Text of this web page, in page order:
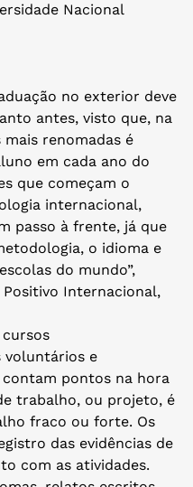
Nacional
no exterior deve
antes, visto que, na
renomadas é
em cada ano do
que começam o
internacional,
passo à frente, já que
o idioma e
do mundo”,
Internacional,
voluntários e
pontos na hora
trabalho, ou projeto, é
fraco ou forte. Os
das evidências de
com as atividades.